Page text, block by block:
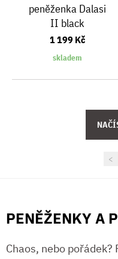
peněženka Dalasi
II black
1 199 Kč
skladem
<
PENĚŽENKY A
Chaos, nebo